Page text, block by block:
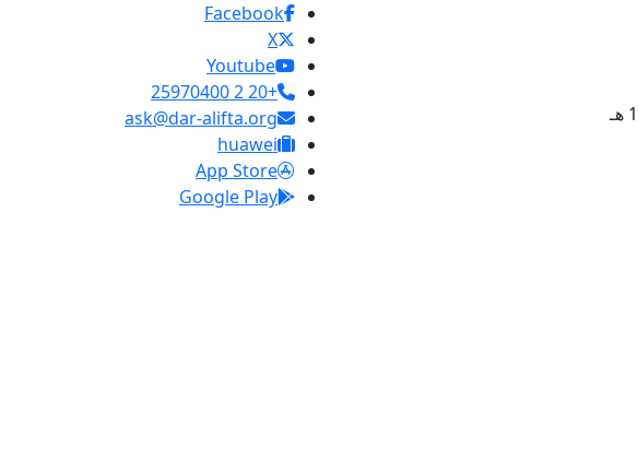
Facebook
X
Youtube
+20 2 25970400
ask@dar-alifta.org
huawei
App Store
Google Play